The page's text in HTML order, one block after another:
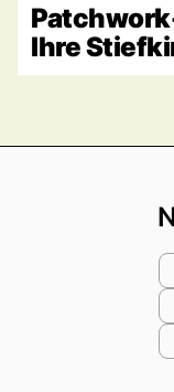
Ihre